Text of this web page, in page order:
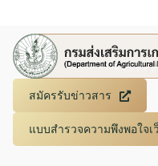
สมัครรับข่าวสาร
แบบสำรวจความพึงพอใจเ